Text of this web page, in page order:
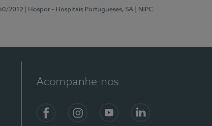
2012 | Hospor - Hospitais Portugueses, SA
| NIPC
Acompanhe-nos